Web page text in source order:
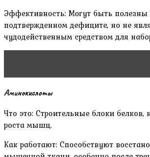
Эффективность: Могут быть полезны
подтвержденном дефиците, но не
чудодейственным средством для
Аминокислоты
Что это: Строительные блоки белков,
роста мышц.
Как работают: Способствуют